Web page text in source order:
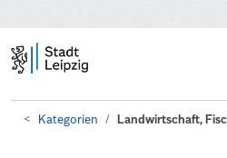
Kategorien Landwirtschaft,